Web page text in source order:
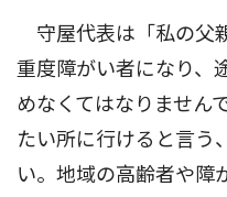
守屋代表は「私の父
重度障がい者になり、
めなくてはなりません
たい所に行けると言う
い。地域の高齢者や障